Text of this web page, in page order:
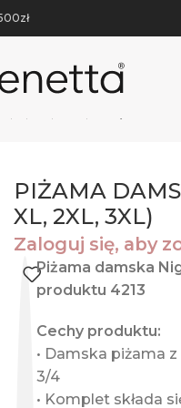
PIŻAMA
XL, 2XL, 3XL)
Zaloguj się, aby
Piżama damska
produktu 4213
Cechy produktu:
• Damska piżama
3/4
• Komplet składa